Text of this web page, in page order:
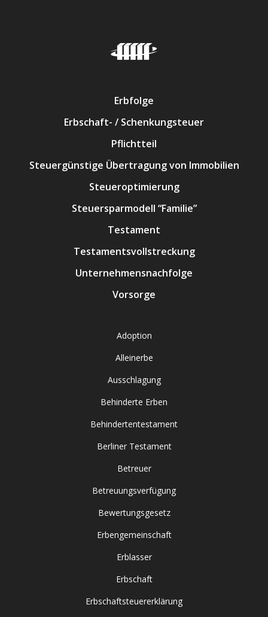
Erbfolge
Erbschaft- / Schenkungsteuer
Pflichtteil
Steuergünstige Übertragung von Immobilien
Steueroptimierung
Steuersparmodell “Familie”
Testament
Testamentsvollstreckung
Unternehmensnachfolge
Vorsorge
Adoption
Alleinerbe
Ausschlagung
Behinderte Erben
Behindertentestament
Berliner Testament
Betreuer
Betreuungsverfügung
Bewertungsgesetz
Erbengemeinschaft
Erblasser
Erbschaft
Erbschaftsteuererklärung